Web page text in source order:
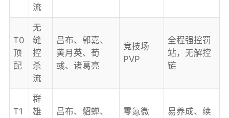
流
T0
顶
配
无
缝
控
杀
流
吕布、郭嘉、
黄月英、荀
彧、诸葛亮
竞技场
PVP
全程强控罚
站，无解控
链
T1
群
雄
吕布、貂蝉、
零氪微
易养成、续